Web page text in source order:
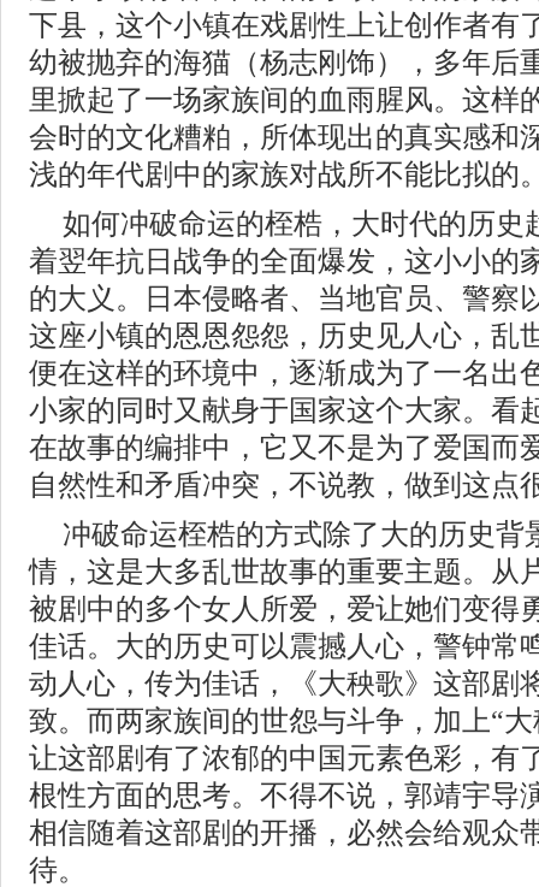
下县，这个小镇在戏剧性上让创作者有
幼被抛弃的海猫（杨志刚饰），多年后
里掀起了一场家族间的血雨腥风。这样
会时的文化糟粕，所体现出的真实感和
浅的年代剧中的家族对战所不能比拟的
如何冲破命运的桎梏，大时代的历史
着翌年抗日战争的全面爆发，这小小的
的大义。日本侵略者、当地官员、警察
这座小镇的恩恩怨怨，历史见人心，乱
便在这样的环境中，逐渐成为了一名出
小家的同时又献身于国家这个大家。看
在故事的编排中，它又不是为了爱国而
自然性和矛盾冲突，不说教，做到这点
冲破命运桎梏的方式除了大的历史背
情，这是大多乱世故事的重要主题。从
被剧中的多个女人所爱，爱让她们变得
佳话。大的历史可以震撼人心，警钟常
动人心，传为佳话，《大秧歌》这部剧
致。而两家族间的世怨与斗争，加上“
让这部剧有了浓郁的中国元素色彩，有
根性方面的思考。不得不说，郭靖宇导
相信随着这部剧的开播，必然会给观众
待。